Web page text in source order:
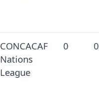
CONCACAF
Nations
League
0 0